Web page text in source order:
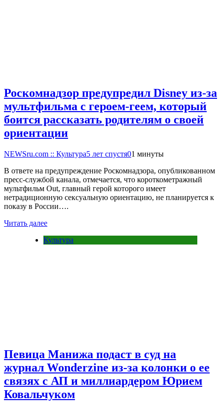
Роскомнадзор предупредил Disney из-за
мультфильма c героем-геем, который
боится рассказать родителям о своей
ориентации
NEWSru.com :: Культура5 лет спустя01 минуты
В ответе на предупреждение Роскомнадзора, опубликованном
пресс-службой канала, отмечается, что короткометражный
мультфильм Out, главный герой которого имеет
нетрадиционную сексуальную ориентацию, не планируется к
показу в России….
Читать далее
Культура
Певица Манижа подаст в суд на
журнал Wonderzine из-за колонки о ее
связях с АП и миллиардером Юрием
Ковальчуком